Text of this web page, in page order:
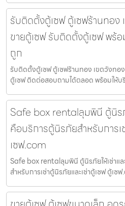
รับติดตั้งตู้เซฟ ตู้เซฟร้านทอง
ขายตู้เซฟ รับติดตั้งตู้เซฟ พร้
ถูก
รับติดตั้งตู้เซฟ ตู้เซฟร้านทอง เขตวังทอ
ตู้เซฟ ติดต่อสอบถามได้ตลอด พร้อมให้บ
Safe box rentalลุมพินี ตู้นิรภั
คือบริการตู้นิรภัยสำหรับการเ
เซฟ.com
Safe box rentalลุมพินี ตู้นิรภัยให้เช่าแล
สำหรับการเช่าตู้นิรภัยและเช่าตู้เซฟ ตู้เซ